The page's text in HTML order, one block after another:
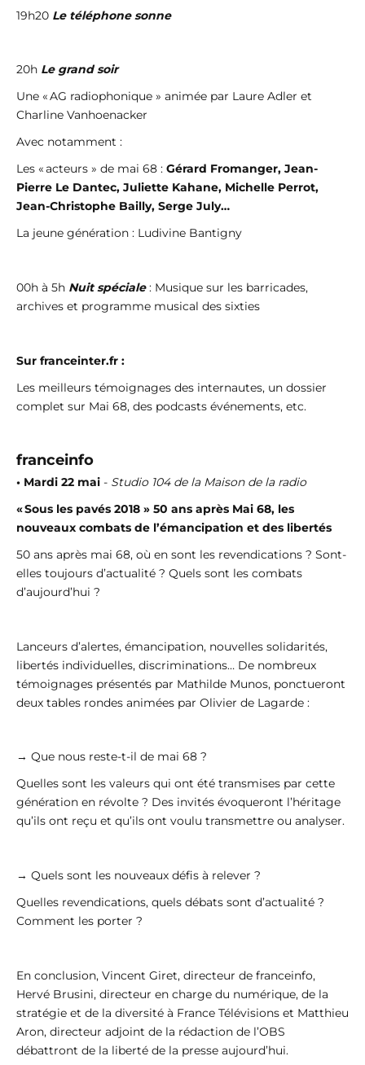
19h20 Le téléphone sonne
20h Le grand soir
Une « AG radiophonique » animée par Laure Adler et
Charline Vanhoenacker
Avec notamment :
Les « acteurs » de mai 68 : Gérard Fromanger, Jean-
Pierre Le Dantec, Juliette Kahane, Michelle Perrot,
Jean-Christophe Bailly, Serge July…
La jeune génération : Ludivine Bantigny
00h à 5h Nuit spéciale: Musique sur les barricades,
archives et programme musical des sixties
Sur franceinter.fr :
Les meilleurs témoignages des internautes, un dossier
complet sur Mai 68, des podcasts événements, etc.
franceinfo
• Mardi 22 mai - Studio 104 de la Maison de la radio
« Sous les pavés 2018 » 50 ans après Mai 68, les
nouveaux combats de l’émancipation et des libertés
50 ans après mai 68, où en sont les revendications ? Sont-
elles toujours d’actualité ? Quels sont les combats
d’aujourd’hui ?
Lanceurs d’alertes, émancipation, nouvelles solidarités,
libertés individuelles, discriminations… De nombreux
témoignages présentés par Mathilde Munos, ponctueront
deux tables rondes animées par Olivier de Lagarde :
→ Que nous reste-t-il de mai 68 ?
Quelles sont les valeurs qui ont été transmises par cette
génération en révolte ? Des invités évoqueront l’héritage
qu’ils ont reçu et qu’ils ont voulu transmettre ou analyser.
→ Quels sont les nouveaux défis à relever ?
Quelles revendications, quels débats sont d’actualité ?
Comment les porter ?
En conclusion, Vincent Giret, directeur de franceinfo,
Hervé Brusini, directeur en charge du numérique, de la
stratégie et de la diversité à France Télévisions et Matthieu
Aron, directeur adjoint de la rédaction de l’OBS
débattront de la liberté de la presse aujourd’hui.